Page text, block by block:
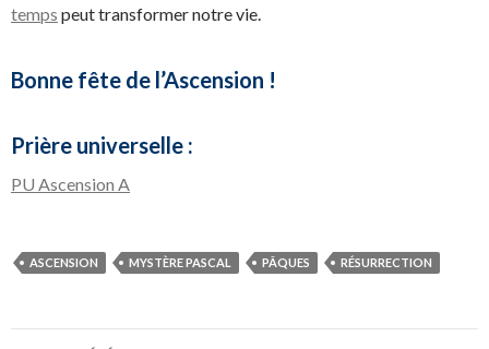
temps peut transformer notre vie.
Bonne fête de l’Ascension !
Prière universelle :
PU Ascension A
ASCENSION MYSTÈRE PASCAL PÂQUES RÉSURRECTION